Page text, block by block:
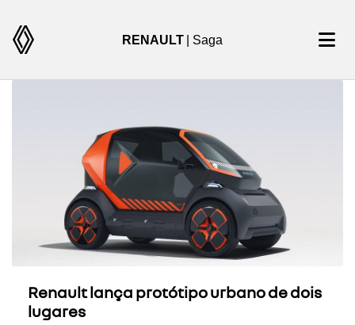
RENAULT | Saga
Renault lança protótipo urbano de dois
lugares